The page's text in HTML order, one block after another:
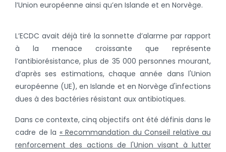
l’Union européenne ainsi qu’en Islande et en Norvège.
L’ECDC avait déjà tiré la sonnette d’alarme par rapport
à la menace croissante que représente
l’antibiorésistance, plus de 35 000 personnes mourant,
d’après ses estimations, chaque année dans l'Union
européenne (UE), en Islande et en Norvège d'infections
dues à des bactéries résistant aux antibiotiques.
Dans ce contexte, cinq objectifs ont été définis dans le
cadre de la « Recommandation du Conseil relative au
renforcement des actions de l'Union visant à lutter